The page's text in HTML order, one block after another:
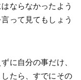
ならなかったよう
って見てもしょう
に自分の事だけ、
たら、すでにその